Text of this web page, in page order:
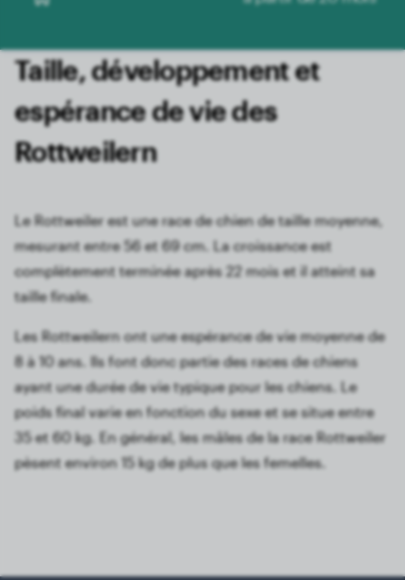
Taille, développement et
espérance de vie des
Rottweilern
Le Rottweiler est une race de chien de taille moyenne,
mesurant entre 56 et 69 cm. La croissance est
complètement terminée après 22 mois et il atteint sa
taille finale.
Les Rottweilern ont une espérance de vie moyenne de
8 à 10 ans. Ils font donc partie des races de chiens
ayant une durée de vie typique pour les chiens. Le
poids final varie en fonction du sexe et se situe entre
35 et 60 kg. En général, les mâles de la race Rottweiler
pèsent environ 15 kg de plus que les femelles.